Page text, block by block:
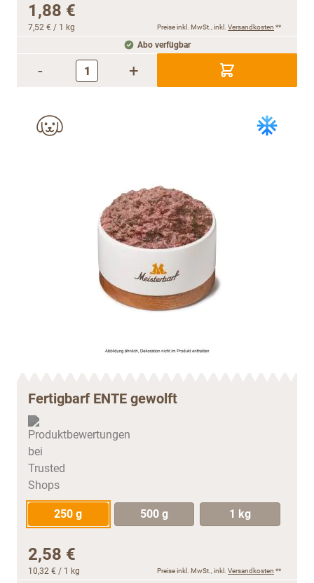
1,88 €
7,52 € / 1 kg Preise inkl. MwSt., inkl. Versandkosten **
Abo verfügbar
- +
Fertigbarf ENTE gewolft
250 g 500 g 1 kg
2,58 €
10,32 € / 1 kg Preise inkl. MwSt., inkl. Versandkosten **